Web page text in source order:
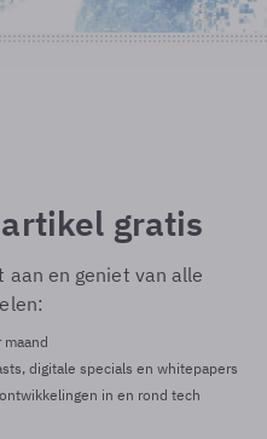
gratis
aan en geniet van alle
maand
digitale specials en whitepapers
in en rond tech